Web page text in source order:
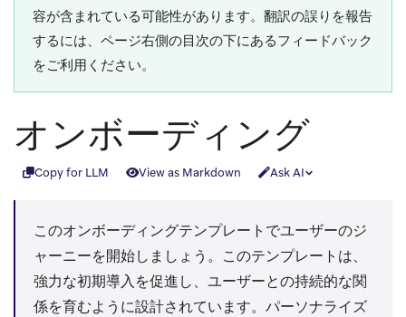
容が含まれている可能性があります。翻訳の誤りを報告
するには、ページ右側の目次の下にあるフィードバック
をご利用ください。
オンボーディング
Copy for LLM View as Markdown Ask AI
このオンボーディングテンプレートでユーザーのジ
ャーニーを開始しましょう。このテンプレートは、
強力な初期導入を促進し、ユーザーとの持続的な関
係を育むように設計されています。パーソナライズ